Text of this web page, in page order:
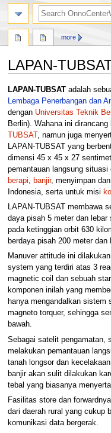
LAPAN-
Jump
to
navigation
Jump
to
search
LAPAN-TUBSATadalah
Lembaga Penerbangan dan
dengan Universitas Teknik
Berlin). Wahana ini
TUBSAT, namun juga
LAPAN-TUBSAT yang
dimensi 45 x 45 x 27
pemantauan langsung situasi
berapi
banjir, menyimpan
Indonesia, serta untuk misi
LAPAN-TUBSAT membawa
daya pisah 5 meter dan
pada ketinggian orbit 630
berdaya pisah 200 meter
Manuver attitude ini
system yang terdiri atas 3
magnetic coil dan sebuah
komponen inilah yang
hanya mengandalkan
magneto torquer, sehingga
bawah.
Sebagai satelit pengamatan,
melakukan pemantauan
tanah longsor dan
banjir akan sulit dilakukan
tebal yang biasanya
Fasilitas store dan
dari daerah rural yang cukup
komunikasi data bergerak.
more
search